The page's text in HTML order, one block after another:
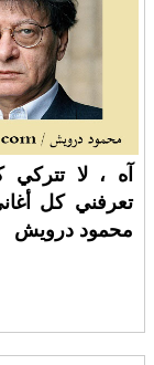
آه ، لا
تعرفني كل
محمود درويش